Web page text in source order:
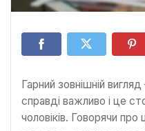
Гарний зовнішній
справді важливо і це
чоловіків. Говорячи